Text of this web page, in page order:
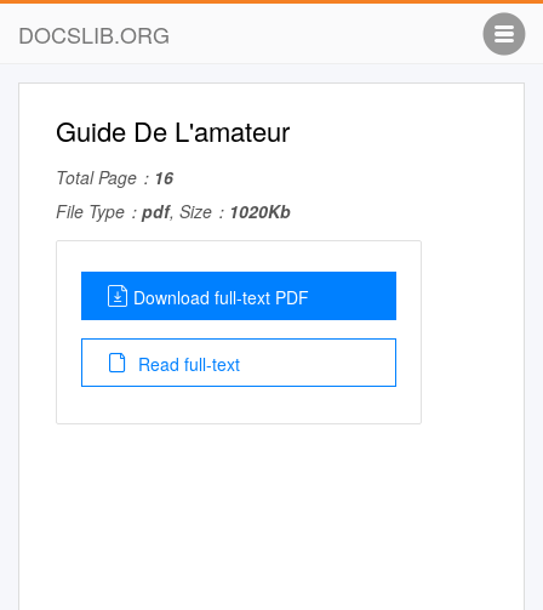
DOCSLIB.ORG
Guide De L'amateur
Total Page： 16
File Type： pdf, Size： 1020Kb
Download full-text PDF
Read full-text